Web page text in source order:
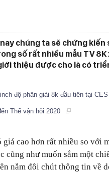
chúng ta sẽ chứng kiến
số rất nhiều mẫu TV 8K
thiệu được cho là có
độ phân giải 8k đầu tiên tại
Thế vận hội 2020
cao hơn rất nhiều so với
cũng như muốn sắm một
nắm đôi chút thông tin về